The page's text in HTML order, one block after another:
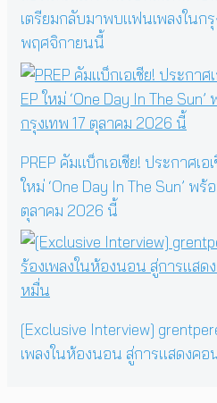
เตรียมกลับมาพบแฟนเพลงในก
พฤศจิกายนนี้
PREP คัมแบ็กเอเชีย! ประกาศเ
ใหม่ ‘One Day In The Sun’ พ
ตุลาคม 2026 นี้
[Exclusive Interview]
เพลงในห้องนอน สู่การแสดงค